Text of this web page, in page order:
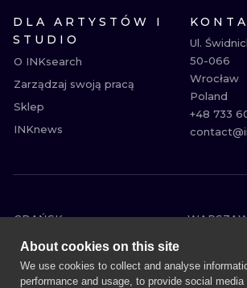
DLA ARTYSTÓW I
STUDIO
O INKsearch
Zarządzaj swoją pracą
Sklep
INKnews
Ul.
50-066
Wrocław
Poland
+48 733
GDAŃSK
POZNAŃ
KATOWICE
About cookies on this site
We use cookies to collect and analyse
performance and usage, to provide social